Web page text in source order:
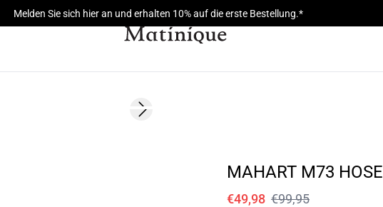
Melden Sie sich hier an und erhalten 10% auf die erste Bestellung.*
Next slide
MAHART M73 HOSE
€49,98 €99,95